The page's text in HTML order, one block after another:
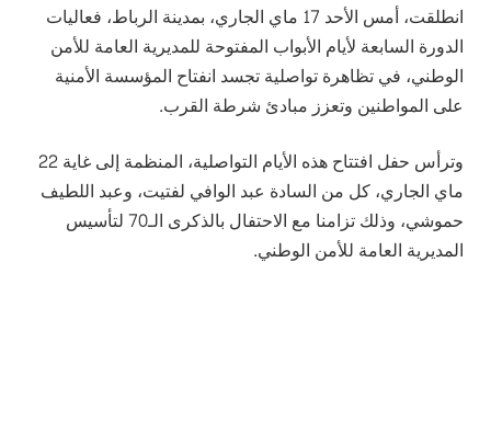
انطلقت، أمس الأحد 17 ماي الجاري، بمدينة الرباط، فعاليات
الدورة السابعة لأيام الأبواب المفتوحة للمديرية العامة للأمن
الوطني، في تظاهرة تواصلية تجسد انفتاح المؤسسة الأمنية
على المواطنين وتعزز مبادئ شرطة القرب.
وترأس حفل افتتاح هذه الأيام التواصلية، المنظمة إلى غاية 22
ماي الجاري، كل من السادة عبد الوافي لفتيت، وعبد اللطيف
حموشي، وذلك تزامنا مع الاحتفال بالذكرى الـ70 لتأسيس
المديرية العامة للأمن الوطني.